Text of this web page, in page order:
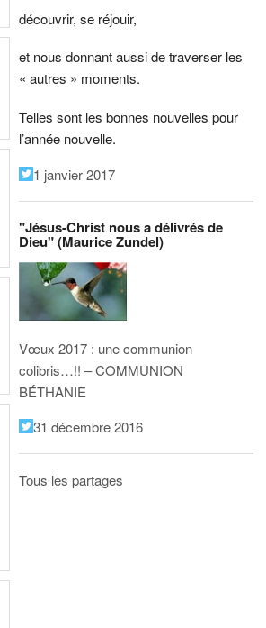
découvrir, se réjouir,
et nous donnant aussi de traverser les
« autres » moments.
Telles sont les bonnes nouvelles pour
l’année nouvelle.
1 janvier 2017
"Jésus-Christ nous a délivrés de
Dieu" (Maurice Zundel)
Vœux 2017 : une communion
colibris…!! – COMMUNION
BÉTHANIE
31 décembre 2016
Tous les partages